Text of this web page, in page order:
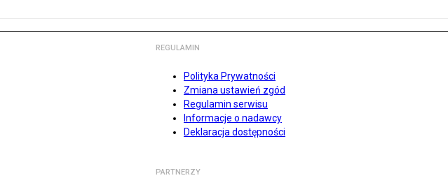
REGULAMIN
Polityka Prywatności
Zmiana ustawień zgód
Regulamin serwisu
Informacje o nadawcy
Deklaracja dostępności
PARTNERZY